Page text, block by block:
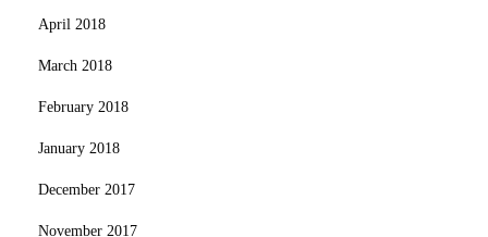
April 2018
March 2018
February 2018
January 2018
December 2017
November 2017